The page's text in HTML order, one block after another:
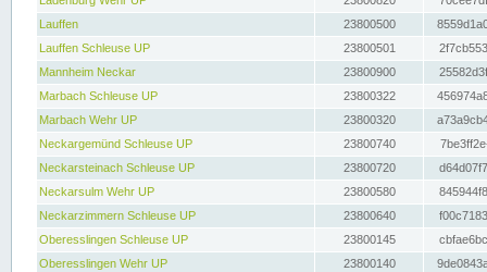
Lauffen
23800500
Lauffen Schleuse UP
23800501
Mannheim Neckar
23800900
Marbach Schleuse UP
23800322
Marbach Wehr UP
23800320
Neckargemünd Schleuse UP
23800740
Neckarsteinach Schleuse UP
23800720
Neckarsulm Wehr UP
23800580
Neckarzimmern Schleuse UP
23800640
Oberesslingen Schleuse UP
23800145
Oberesslingen Wehr UP
23800140